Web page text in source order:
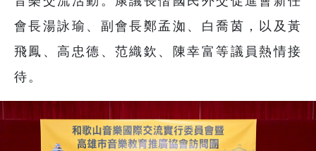
會長湯詠瑜、副會長鄭孟洳、白喬茵，以及黃
飛鳳、高忠德、范織欽、陳幸富等議員熱情接
待。